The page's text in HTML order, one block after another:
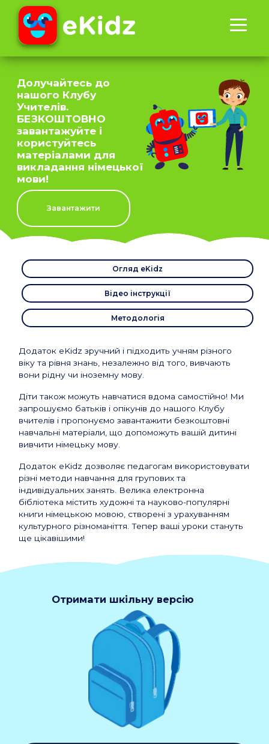
Долучайтесь до
нашого Клубу
Учителів.
БЕЗКОШТОВНО
завантажуйте і
користуйтесь
матеріалами для
викладання німецької
мови!
Завантажити
Огляд eKidz
Відео інструкції
Методологія
Додаток eKidz зручний і підходить учням різного
віку та рівня знань, незалежно від того, вивчають
вони рідну чи іноземну мову.
Діти також можуть навчатися вдома самостійно! Ми
запрошуємо батьків і опікунів до нашого Клубу
вчителів і пропонуємо завантажити безкоштовні
навчальні матеріали, що допоможуть вашій дитині
вивчити німецьку мову.
Додаток eKidz дозволяє педагогам використовувати
різні методи навчання для групових та
індивідуальних занять. Велика електронна
бібліотека містить художні та науково-популярні
книги німецькою мовою, створені з урахуванням
культурного різноманіття. Тепер ваші уроки стануть
ще цікавішими!
Отримати шкільну версію